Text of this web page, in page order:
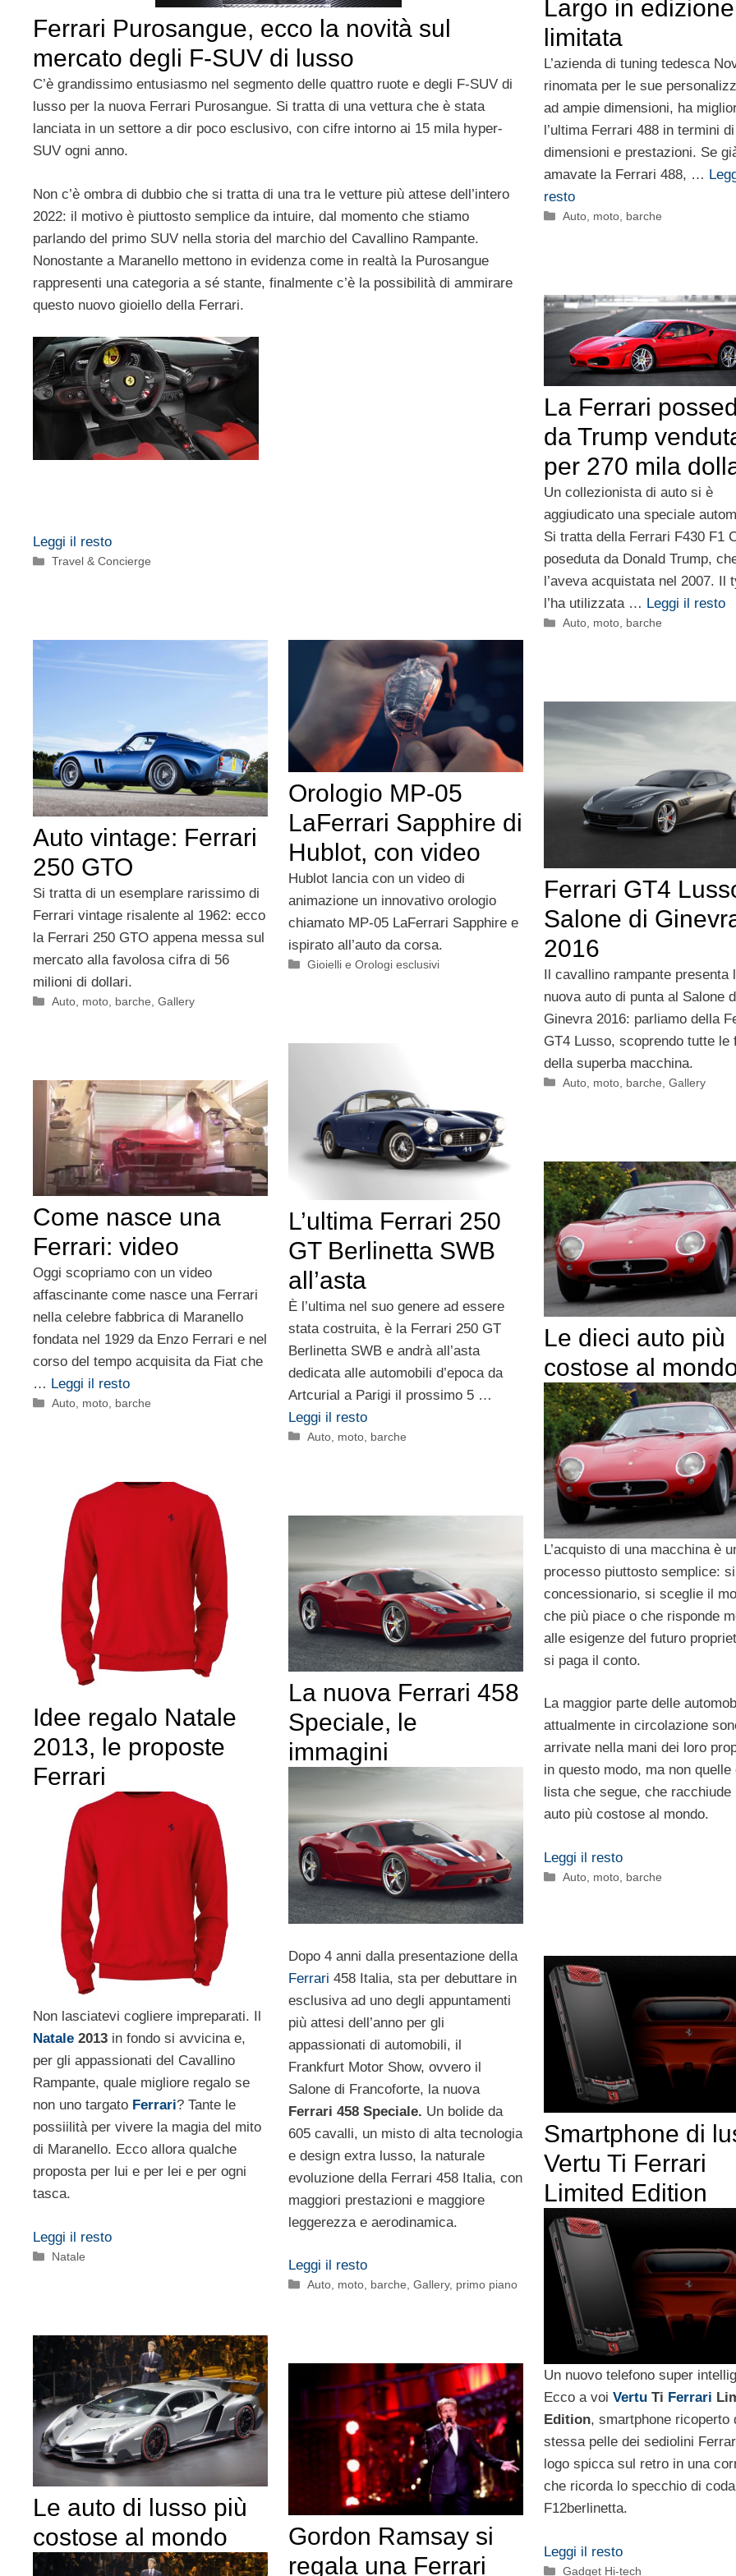
Ferrari Purosangue, ecco la novità sul
mercato degli F-SUV di lusso
C’è grandissimo entusiasmo nel segmento delle quattro ruote e degli F-SUV di
lusso per la nuova Ferrari Purosangue. Si tratta di una vettura che è stata
lanciata in un settore a dir poco esclusivo, con cifre intorno ai 15 mila hyper-
SUV ogni anno.
Non c’è ombra di dubbio che si tratta di una tra le vetture più attese dell’intero
2022: il motivo è piuttosto semplice da intuire, dal momento che stiamo
parlando del primo SUV nella storia del marchio del Cavallino Rampante.
Nonostante a Maranello mettono in evidenza come in realtà la Purosangue
rappresenti una categoria a sé stante, finalmente c’è la possibilità di ammirare
questo nuovo gioiello della Ferrari.
Leggi il resto
Categorie
Travel & Concierge
Largo in edizione
limitata
L’azienda di tuning tedesca
rinomata per le sue
ad ampie dimensioni, ha
l’ultima Ferrari 488 in termini di
dimensioni e prestazioni. Se
amavate la Ferrari 488, …
resto
Categorie
Auto, moto, barche
La Ferrari
da Trump
per 270 mila
Un collezionista di auto si è
aggiudicato una speciale
Si tratta della Ferrari F430 F1
poseduta da Donald Trump,
l’aveva acquistata nel 2007. Il
l’ha utilizzata … Leggi il resto
Categorie
Auto, moto, barche
Auto vintage: Ferrari
250 GTO
Si tratta di un esemplare rarissimo di
Ferrari vintage risalente al 1962: ecco
la Ferrari 250 GTO appena messa sul
mercato alla favolosa cifra di 56
milioni di dollari.
Categorie
Auto, moto, barche ,Gallery
Orologio MP-05
LaFerrari Sapphire di
Hublot, con video
Hublot lancia con un video di
animazione un innovativo orologio
chiamato MP-05 LaFerrari Sapphire e
ispirato all’auto da corsa.
Categorie
Gioielli e Orologi esclusivi
Ferrari GT4
Salone di
2016
Il cavallino rampante presenta
nuova auto di punta al Salone
Ginevra 2016: parliamo della
GT4 Lusso, scoprendo tutte le
della superba macchina.
Categorie
Auto, moto, barche ,Gallery
L’ultima Ferrari 250
GT Berlinetta SWB
all’asta
È l’ultima nel suo genere ad essere
stata costruita, è la Ferrari 250 GT
Berlinetta SWB e andrà all’asta
dedicata alle automobili d’epoca da
Artcurial a Parigi il prossimo 5 …
Leggi il resto
Categorie
Auto, moto, barche
Come nasce una
Ferrari: video
Oggi scopriamo con un video
affascinante come nasce una Ferrari
nella celebre fabbrica di Maranello
fondata nel 1929 da Enzo Ferrari e nel
corso del tempo acquisita da Fiat che
… Leggi il resto
Categorie
Auto, moto, barche
Le dieci auto più
costose al
L’acquisto di una macchina è
processo piuttosto semplice:
concessionario, si sceglie il
che più piace o che risponde
alle esigenze del futuro
si paga il conto.
La maggior parte delle
attualmente in circolazione
arrivate nella mani dei loro
in questo modo, ma non quelle
lista che segue, che racchiude
auto più costose al mondo.
Leggi il resto
Categorie
Auto, moto, barche
Idee regalo Natale
2013, le proposte
Ferrari
Non lasciatevi cogliere impreparati. Il
Natale 2013 in fondo si avvicina e,
per gli appassionati del Cavallino
Rampante, quale migliore regalo se
non uno targato Ferrari? Tante le
possiilità per vivere la magia del mito
di Maranello. Ecco allora qualche
proposta per lui e per lei e per ogni
tasca.
Leggi il resto
Categorie
Natale
La nuova Ferrari 458
Speciale, le
immagini
Dopo 4 anni dalla presentazione della
Ferrari 458 Italia, sta per debuttare in
esclusiva ad uno degli appuntamenti
più attesi dell’anno per gli
appassionati di automobili, il
Frankfurt Motor Show, ovvero il
Salone di Francoforte, la nuova
Ferrari 458 Speciale. Un bolide da
605 cavalli, un misto di alta tecnologia
e design extra lusso, la naturale
evoluzione della Ferrari 458 Italia, con
maggiori prestazioni e maggiore
leggerezza e aerodinamica.
Leggi il resto
Categorie
Auto, moto, barche ,Gallery, primo piano
Smartphone di
Vertu Ti Ferrari
Limited Edition
Un nuovo telefono super
Ecco a voi VertuTi Ferrari
Edition, smartphone ricoperto
stessa pelle dei sediolini
logo spicca sul retro in una
che ricorda lo specchio di
F12berlinetta.
Leggi il resto
Categorie
Gadget Hi-tech
Le auto di lusso più
costose al mondo
Gordon Ramsay si
regala una Ferrari